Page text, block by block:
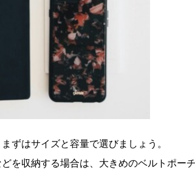
ずはサイズと容量で選びましょう。
を収納する場合は、大きめのベルトポーチ